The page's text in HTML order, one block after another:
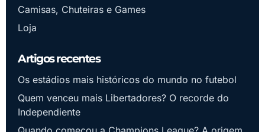
Camisas, Chuteiras e Games
Loja
Artigos recentes
Os estádios mais históricos do mundo no futebol
Quem venceu mais Libertadores? O recorde do
Independiente